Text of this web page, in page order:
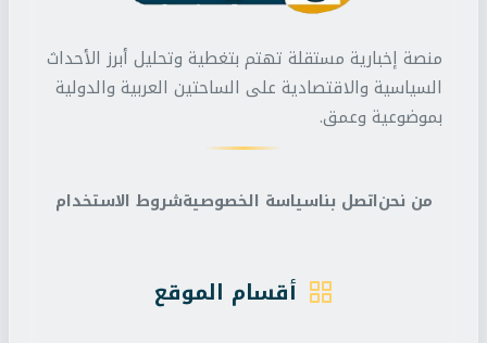
منصة إخبارية مستقلة تهتم بتغطية وتحليل أبرز الأحداث
السياسية والاقتصادية على الساحتين العربية والدولية
بموضوعية وعمق.
من نحناتصل بناسياسة الخصوصيةشروط الاستخدام
أقسام الموقع